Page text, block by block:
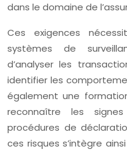
dans le domaine de
Ces exigences
systèmes de
d’analyser les
identifier les
également une
reconnaître les
procédures de
ces risques s’intègre